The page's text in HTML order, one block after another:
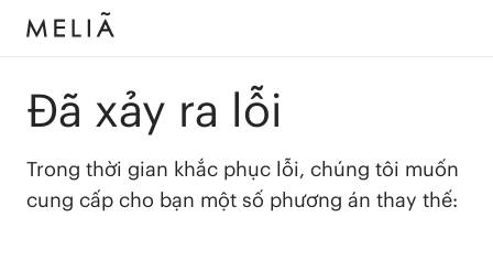
Đã xảy ra lỗi
Trong thời gian khắc phục lỗi, chúng tôi muốn
cung cấp cho bạn một số phương án thay thế: